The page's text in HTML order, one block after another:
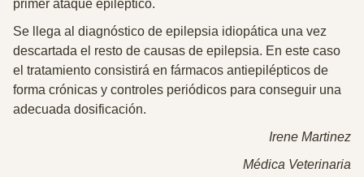
primer ataque epiléptico.
Se llega al diagnóstico de epilepsia idiopática una vez
descartada el resto de causas de epilepsia. En este caso
el tratamiento consistirá en fármacos antiepilépticos de
forma crónicas y controles periódicos para conseguir una
adecuada dosificación.
Irene Martinez
Médica Veterinaria